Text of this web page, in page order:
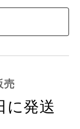
売
に発送